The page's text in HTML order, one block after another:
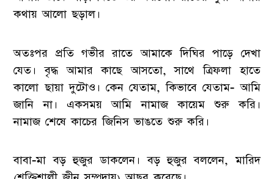
কথায় আলো ছড়াল।
অতঃপর প্রতি গভীর রাতে আমাকে দিঘির পাড়ে দেখা
যেত। বৃদ্ধ আমার কাছে আসতো, সাথে ত্রিফলা হাতে
কালো ছায়া দুটোও। কেন যেতাম, কিভাবে যেতাম- আমি
জানি না। একসময় আমি নামাজ কায়েম শুরু করি।
নামাজ শেষে কাচের জিনিস ভাঙতে শুরু করি।
বাবা-মা বড় হুজুর ডাকলেন। বড় হুজুর বললেন, মারিদ